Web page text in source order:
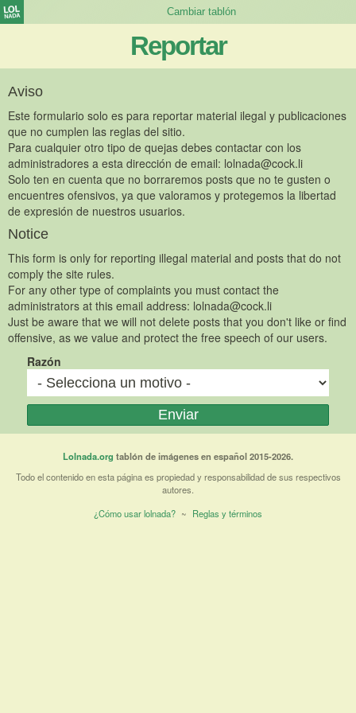
Reportar
Aviso
Este formulario solo es para reportar material ilegal y publicaciones
que no cumplen las reglas del sitio.
Para cualquier otro tipo de quejas debes contactar con los
administradores a esta dirección de email: lolnada@cock.li
Solo ten en cuenta que no borraremos posts que no te gusten o
encuentres ofensivos, ya que valoramos y protegemos la libertad
de expresión de nuestros usuarios.
Notice
This form is only for reporting illegal material and posts that do not
comply the site rules.
For any other type of complaints you must contact the
administrators at this email address: lolnada@cock.li
Just be aware that we will not delete posts that you don't like or find
offensive, as we value and protect the free speech of our users.
Razón
Lolnada.org tablón de imágenes en español 2015-2026.
Todo el contenido en esta página es propiedad y responsabilidad de sus respectivos
autores.
¿Cómo usar lolnada? ~ Reglas y términos